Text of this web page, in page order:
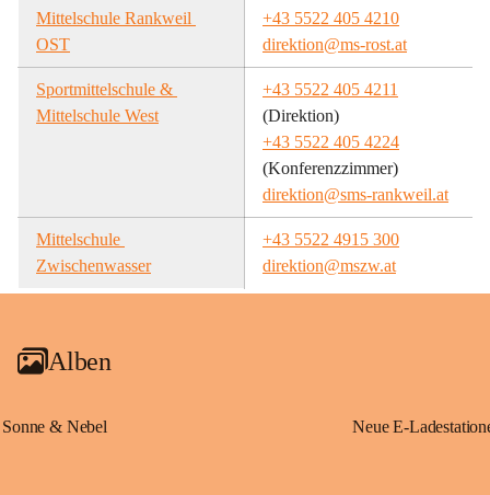
Mittelschule Rankweil
OST
+43 5522 405 4210
direktion@ms-rost.at
Sportmittelschule &
Mittelschule West
+43 5522 405 4211
(Direktion)
+43 5522 405 4224
(Konferenzzimmer)
direktion@sms-rankweil.at
Mittelschule
Zwischenwasser
+43 5522 4915 300
direktion@mszw.at
Alben
Sonne & Nebel